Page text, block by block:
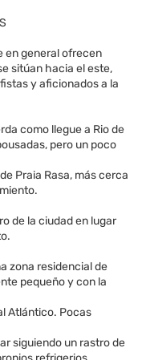
en general ofrecen
sitúan hacia el este,
y aficionados a la
como llegue a Rio de
pero un poco
Praia Rasa, más cerca
de la ciudad en lugar
zona residencial de
pequeño y con la
Atlántico. Pocas
siguiendo un rastro de